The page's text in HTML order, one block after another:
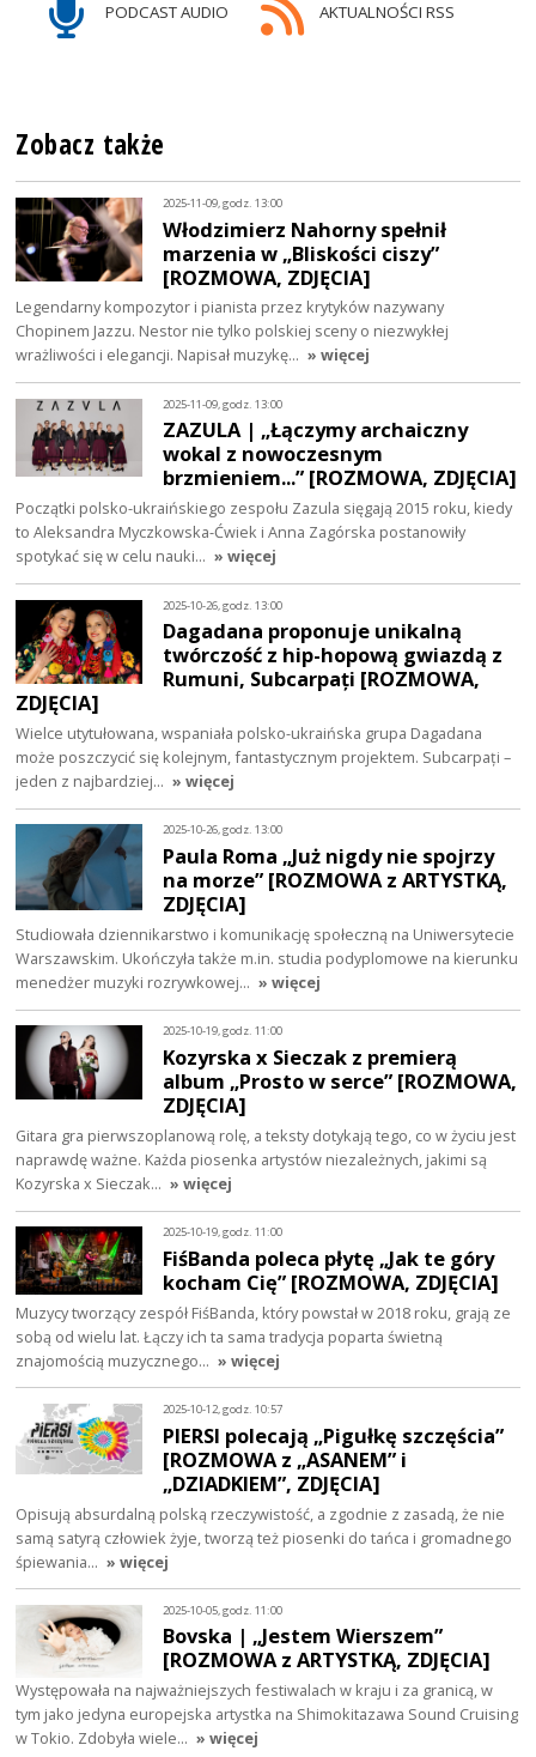
PODCAST AUDIO AKTUALNOŚCI RSS
Zobacz także
2025-11-09, godz. 13:00
Włodzimierz Nahorny spełnił
marzenia w „Bliskości ciszy”
[ROZMOWA, ZDJĘCIA]
Legendarny kompozytor i pianista przez krytyków nazywany
Chopinem Jazzu. Nestor nie tylko polskiej sceny o niezwykłej
wrażliwości i elegancji. Napisał muzykę… » więcej
2025-11-09, godz. 13:00
ZAZULA | „Łączymy archaiczny
wokal z nowoczesnym
brzmieniem...” [ROZMOWA, ZDJĘCIA]
Początki polsko-ukraińskiego zespołu Zazula sięgają 2015 roku, kiedy
to Aleksandra Myczkowska-Ćwiek i Anna Zagórska postanowiły
spotykać się w celu nauki… » więcej
2025-10-26, godz. 13:00
Dagadana proponuje unikalną
twórczość z hip-hopową gwiazdą z
Rumuni, Subcarpați [ROZMOWA,
ZDJĘCIA]
Wielce utytułowana, wspaniała polsko-ukraińska grupa Dagadana
może poszczycić się kolejnym, fantastycznym projektem. Subcarpați –
jeden z najbardziej… » więcej
2025-10-26, godz. 13:00
Paula Roma „Już nigdy nie spojrzy
na morze” [ROZMOWA z ARTYSTKĄ,
ZDJĘCIA]
Studiowała dziennikarstwo i komunikację społeczną na Uniwersytecie
Warszawskim. Ukończyła także m.in. studia podyplomowe na kierunku
menedżer muzyki rozrywkowej… » więcej
2025-10-19, godz. 11:00
Kozyrska x Sieczak z premierą
album „Prosto w serce” [ROZMOWA,
ZDJĘCIA]
Gitara gra pierwszoplanową rolę, a teksty dotykają tego, co w życiu jest
naprawdę ważne. Każda piosenka artystów niezależnych, jakimi są
Kozyrska x Sieczak… » więcej
2025-10-19, godz. 11:00
FiśBanda poleca płytę „Jak te góry
kocham Cię” [ROZMOWA, ZDJĘCIA]
Muzycy tworzący zespół FiśBanda, który powstał w 2018 roku, grają ze
sobą od wielu lat. Łączy ich ta sama tradycja poparta świetną
znajomością muzycznego… » więcej
2025-10-12, godz. 10:57
PIERSI polecają „Pigułkę szczęścia”
[ROZMOWA z „ASANEM” i
„DZIADKIEM”, ZDJĘCIA]
Opisują absurdalną polską rzeczywistość, a zgodnie z zasadą, że nie
samą satyrą człowiek żyje, tworzą też piosenki do tańca i gromadnego
śpiewania… » więcej
2025-10-05, godz. 11:00
Bovska | „Jestem Wierszem”
[ROZMOWA z ARTYSTKĄ, ZDJĘCIA]
Występowała na najważniejszych festiwalach w kraju i za granicą, w
tym jako jedyna europejska artystka na Shimokitazawa Sound Cruising
w Tokio. Zdobyła wiele… » więcej